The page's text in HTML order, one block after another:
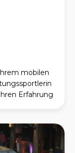
mobilen
Erfahrung